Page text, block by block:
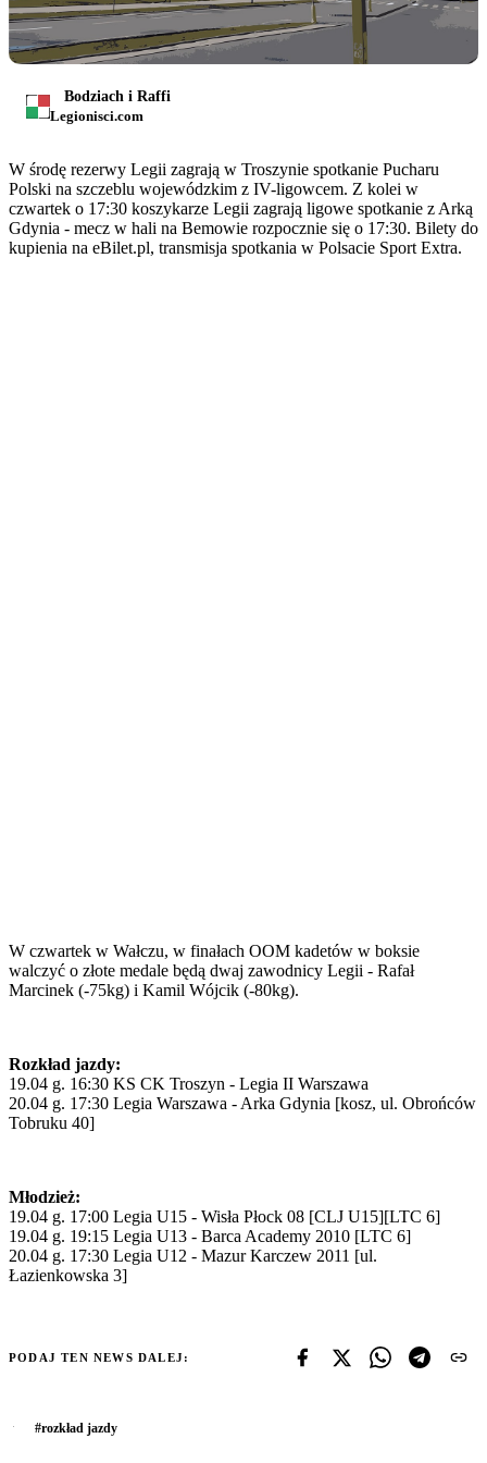
Bodziach i Raffi
Legionisci.com
W środę rezerwy Legii zagrają w Troszynie spotkanie Pucharu
Polski na szczeblu wojewódzkim z IV-ligowcem. Z kolei w
czwartek o 17:30 koszykarze Legii zagrają ligowe spotkanie z Arką
Gdynia - mecz w hali na Bemowie rozpocznie się o 17:30. Bilety do
kupienia na eBilet.pl, transmisja spotkania w Polsacie Sport Extra.
W czwartek w Wałczu, w finałach OOM kadetów w boksie
walczyć o złote medale będą dwaj zawodnicy Legii - Rafał
Marcinek (-75kg) i Kamil Wójcik (-80kg).
Rozkład jazdy:
19.04 g. 16:30 KS CK Troszyn - Legia II Warszawa
20.04 g. 17:30 Legia Warszawa - Arka Gdynia [kosz, ul. Obrońców
Tobruku 40]
Młodzież:
19.04 g. 17:00 Legia U15 - Wisła Płock 08 [CLJ U15][LTC 6]
19.04 g. 19:15 Legia U13 - Barca Academy 2010 [LTC 6]
20.04 g. 17:30 Legia U12 - Mazur Karczew 2011 [ul.
Łazienkowska 3]
PODAJ TEN NEWS DALEJ:
#rozkład jazdy